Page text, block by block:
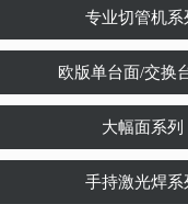
专业切管机系
欧版单台面/交换
大幅面系列
手持激光焊系